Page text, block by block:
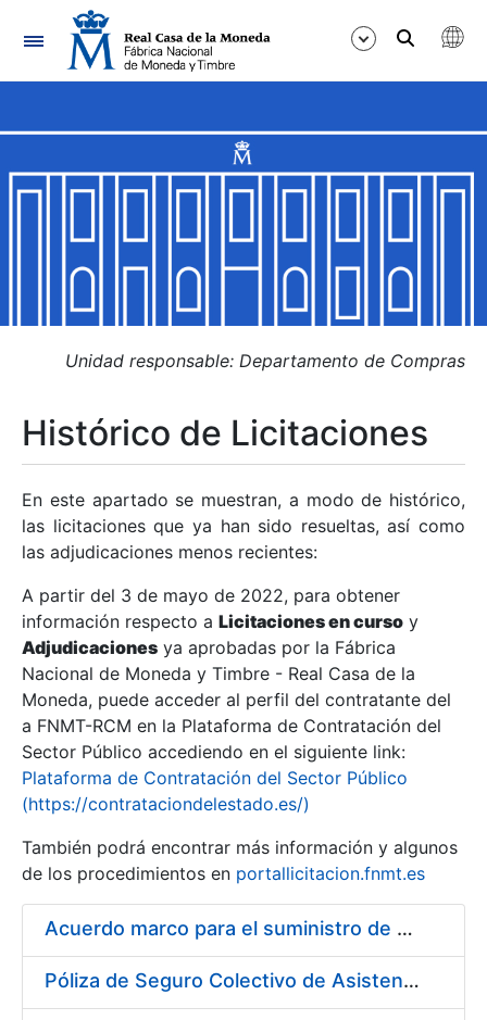
Navegación
Mostrar/Ocultar
Mostrar/Ocultar
Mostrar/Ocultar
Mostrar/Ocultar
Mostrar/Ocultar
Mostrar/Ocultar
Unidad responsable: Departamento de Compras
Histórico de Licitaciones
En este apartado se muestran, a modo de histórico,
las licitaciones que ya han sido resueltas, así como
las adjudicaciones menos recientes:
A partir del 3 de mayo de 2022, para obtener
información respecto a Licitaciones en curso y
Adjudicaciones ya aprobadas por la Fábrica
Nacional de Moneda y Timbre - Real Casa de la
Moneda, puede acceder al perfil del contratante del
a FNMT-RCM en la Plataforma de Contratación del
Sector Público accediendo en el siguiente link:
Plataforma de Contratación del Sector Público
(https://contrataciondelestado.es/)
También podrá encontrar más información y algunos
de los procedimientos en portallicitacion.fnmt.es
Acuerdo marco para el suministro de material de droguería y limpieza a la FNMT-RCM
Póliza de Seguro Colectivo de Asistencia Sanitaria